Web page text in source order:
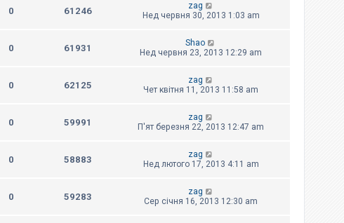
0 61246
zag
Нед червня 30, 2013 1:03 am
0 61931
Shao
Нед червня 23, 2013 12:29 am
0 62125
zag
Чет квітня 11, 2013 11:58 am
0 59991
zag
П'ят березня 22, 2013 12:47 am
0 58883
zag
Нед лютого 17, 2013 4:11 am
0 59283
zag
Сер січня 16, 2013 12:30 am